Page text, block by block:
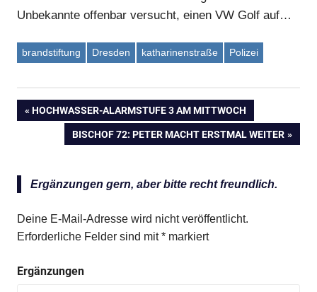
Unbekannte offenbar versucht, einen VW Golf auf…
brandstiftung Dresden katharinenstraße Polizei
Beitragsnavigation
VORHERIGER
BEITRAG:
HOCHWASSER-ALARMSTUFE 3 AM MITTWOCH
NÄCHSTER
BISCHOF 72: PETER MACHT ERSTMAL WEITER
Ergänzungen gern, aber bitte recht freundlich.
Deine E-Mail-Adresse wird nicht veröffentlicht.
Erforderliche Felder sind mit* markiert
Ergänzungen